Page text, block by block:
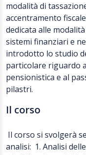
modalità di
accentramento
dedicata alle
sistemi finanziari e
introdotto lo studio
particolare riguardo
pensionistica e al
pilastri.
Il corso
Il corso si svolgerà
analisi: 1. Analisi